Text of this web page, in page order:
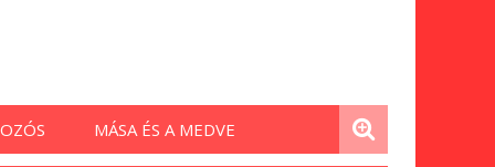
MÁSA ÉS A MEDVE